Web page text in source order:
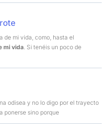
de mi vida, como, hasta el
mi vida . Si tenéis un poco de
odisea y no lo digo por el trayecto
ponerse sino porque